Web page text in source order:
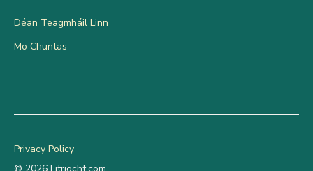
Déan Teagmháil Linn
Mo Chuntas
Privacy Policy